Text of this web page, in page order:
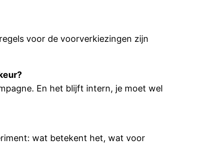
voor de voorverkiezingen zijn
En het blijft intern, je moet wel
wat betekent het, wat voor